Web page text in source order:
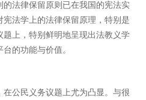
法律保留原则已在我国的宪法实
法学上的法律保留原理，特别是
上，特别鲜明地呈现出法教义学
的功能与价值。
公民义务议题上尤为凸显。 与很